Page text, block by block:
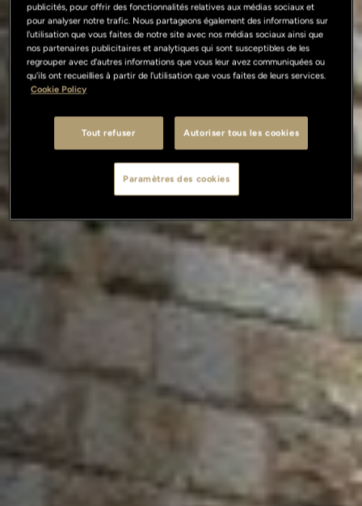
publicités, pour offrir des fonctionnalités relatives aux médias sociaux et
pour analyser notre trafic. Nous partageons également des informations sur
l'utilisation que vous faites de notre site avec nos médias sociaux ainsi que
nos partenaires publicitaires et analytiques qui sont susceptibles de les
regrouper avec d'autres informations que vous leur avez communiquées ou
qu'ils ont recueillies à partir de l'utilisation que vous faites de leurs services.
Cookie Policy
Tout refuser Autoriser tous les cookies
Paramètres des cookies